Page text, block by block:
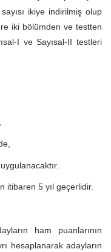
ikiye indirilmiş olup
iki bölümden ve testten
I ve Sayısal-II testleri
itibaren 5 yıl geçerlidir.
ham puanlarının
hesaplanarak adayların